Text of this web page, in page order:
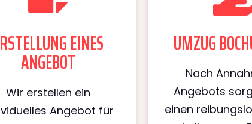
EINES
ANGEBOT
Wir erstellen ein
Angebot für
UMZUG
Nach
Angebots
einen